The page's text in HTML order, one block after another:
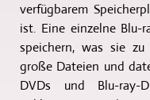
verfügbarem
ist. Eine einzelne Blu-
speichern, was sie
große Dateien und
DVDs und Blu-